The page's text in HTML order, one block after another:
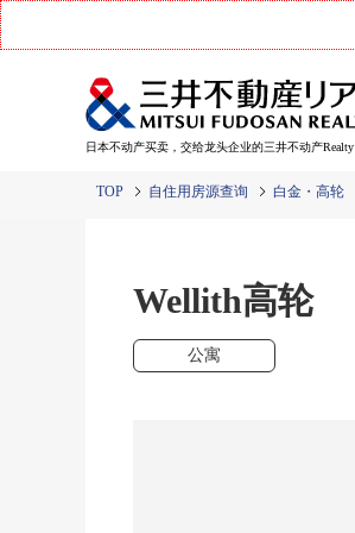
日本不动产买卖，交给龙头企业的三井不动产Realty
TOP 自住用房源查询 白金・高轮
Wellith高轮
公寓